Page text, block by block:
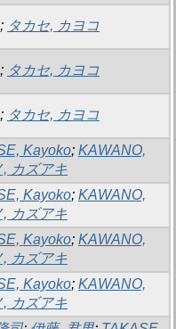
; タカセ, カヨコ
; タカセ, カヨコ
; タカセ, カヨコ
Kayoko; KAWANO,
, カズアキ
Kayoko; KAWANO,
, カズアキ
Kayoko; KAWANO,
, カズアキ
Kayoko; KAWANO,
, カズアキ